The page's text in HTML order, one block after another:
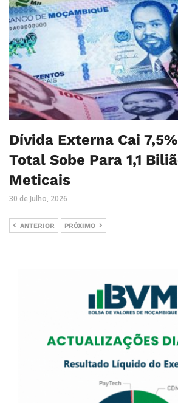
Dívida Externa Cai
Total Sobe Para 1,1
Meticais
30 de Julho, 2026
ANTERIOR PRÓXIMO